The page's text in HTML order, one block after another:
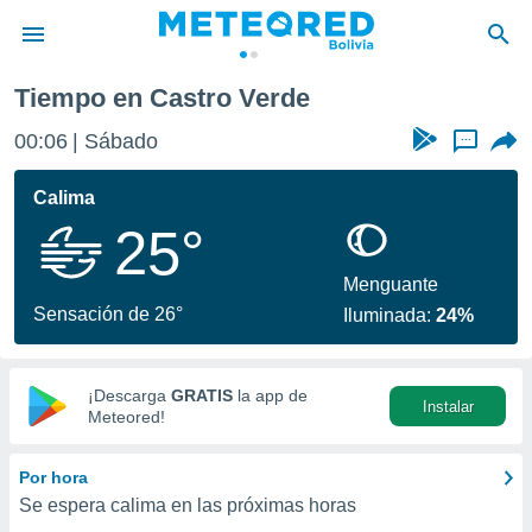
de
ha
calidad.
a este
las
y
digital
basada
Tiempo en Castro Verde
00:06 Sábado ...
Calima
25°
Sensación de 26°
Menguante
Iluminada:24%
¡Descarga GRATIS la app de
Meteored!
Instalar
Por hora
Se espera calima en las próximas horas